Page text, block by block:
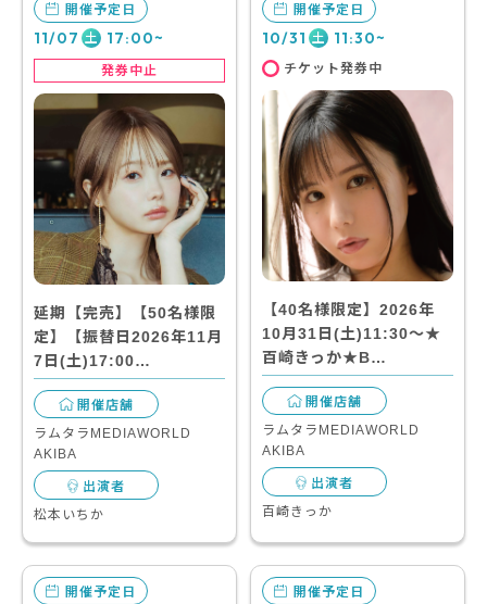
開催予定日
11/07 土 17:00~
発券中止
延期【完売】【50名様限
定】【振替日2026年11月
7日(土)17:00…
開催店舗
ラムタラMEDIAWORLD
AKIBA
出演者
松本いちか
開催予定日
10/31 土 11:30~
チケット発券中
【40名様限定】2026年
10月31日(土)11:30～★
百崎きっか★B…
開催店舗
ラムタラMEDIAWORLD
AKIBA
出演者
百崎きっか
開催予定日 開催予定日